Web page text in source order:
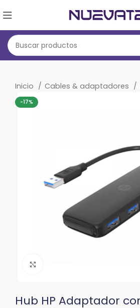
Inicio Cables & adaptadores
-17%
Hub HP Adaptador